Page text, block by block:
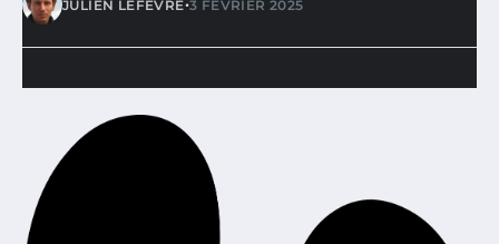
JULIEN LEFÈVRE•3 FÉVRIER 2025